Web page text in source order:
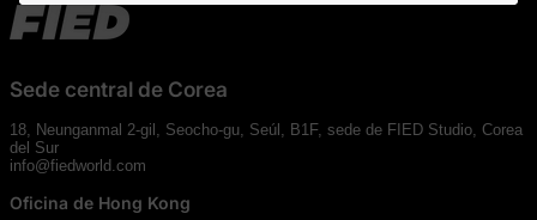
Sede central de Corea
18, Neunganmal 2-gil, Seocho-gu, Seúl, B1F, sede de FIED Studio, Corea
del Sur
info@fiedworld.com
Oficina de Hong Kong